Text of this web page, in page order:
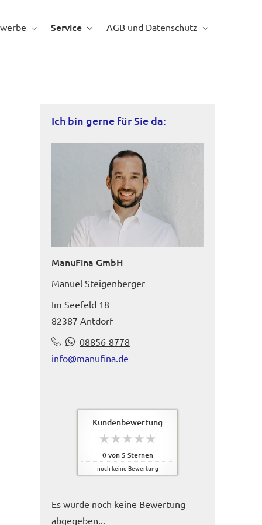
Service AGB und Datenschutz
Ich bin gerne für Sie da:
ManuFina GmbH
Manuel Steigenberger
Im Seefeld 18
82387 Antdorf
08856-8778
info@manufina.de
Kundenbewertung
0von5 Sternen
noch keine Bewertung
Es wurde noch keine Bewertung
abgegeben...